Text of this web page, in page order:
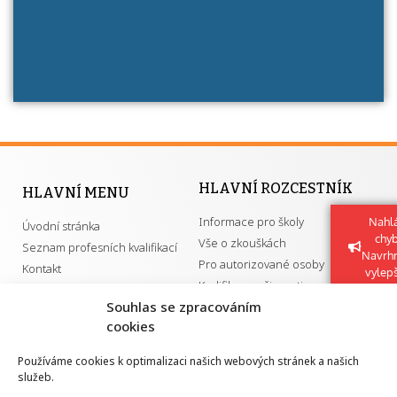
Souhlas se zpracováním
cookies
Používáme cookies k optimalizaci našich webových stránek a našich
služeb.
HLAVNÍ MENU
Úvodní stránka
Seznam profesních kvalifikací
Kontakt
HLAVNÍ ROZCESTNÍK
Informace pro školy
Vše o zkouškách
Pro autorizované osoby
Kvalifikace a živnosti
GDPR